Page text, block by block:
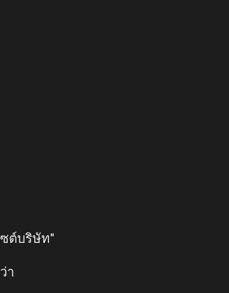
ซต์บริษัท"
า